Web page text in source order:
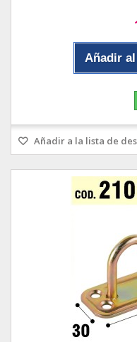
Añadir
Añadir a la lista de